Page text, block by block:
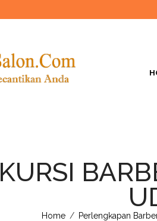
KURSI
Home / Perlengkapan